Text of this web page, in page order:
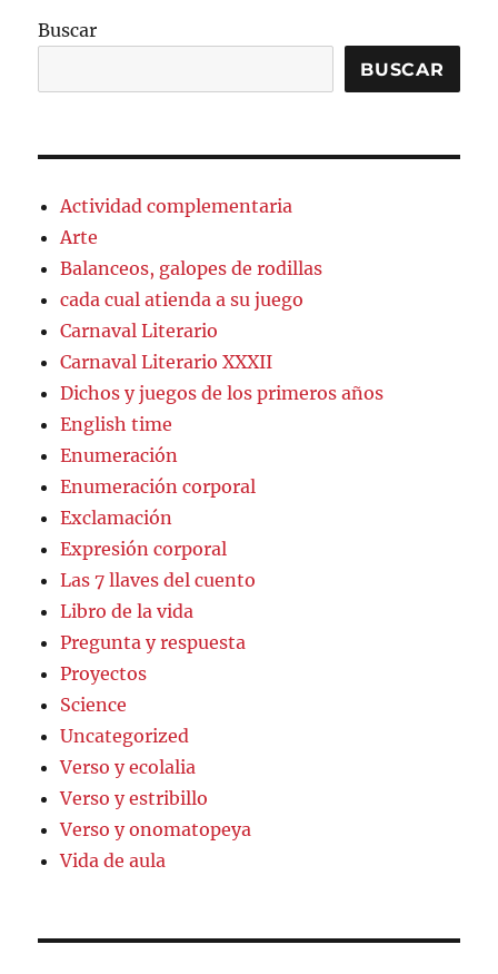
Buscar
BUSCAR
Actividad complementaria
Arte
Balanceos, galopes de rodillas
cada cual atienda a su juego
Carnaval Literario
Carnaval Literario XXXII
Dichos y juegos de los primeros años
English time
Enumeración
Enumeración corporal
Exclamación
Expresión corporal
Las 7 llaves del cuento
Libro de la vida
Pregunta y respuesta
Proyectos
Science
Uncategorized
Verso y ecolalia
Verso y estribillo
Verso y onomatopeya
Vida de aula